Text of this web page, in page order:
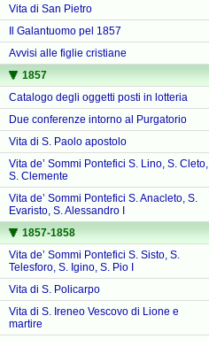
Vita di San Pietro
Il Galantuomo pel 1857
Avvisi alle figlie cristiane
1857
Catalogo degli oggetti posti in lotteria
Due conferenze intorno al Purgatorio
Vita di S. Paolo apostolo
Vita de’ Sommi Pontefici S. Lino, S. Cleto,
S. Clemente
Vita de’ Sommi Pontefici S. Anacleto, S.
Evaristo, S. Alessandro I
1857-1858
Vita de’ Sommi Pontefici S. Sisto, S.
Telesforo, S. Igino, S. Pio I
Vita di S. Policarpo
Vita di S. Ireneo Vescovo di Lione e
martire